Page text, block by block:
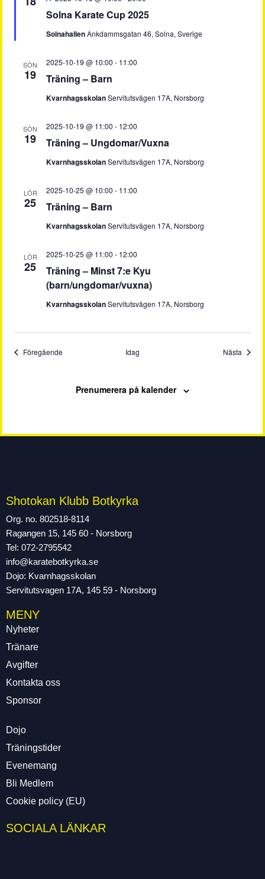
Solna Karate Cup 2025
SolnahallenAnkdammsgatan 46, Solna, Sverige
SÖN
19 Träning – Barn
2025-10-19 @ 10:00 - 11:00
KvarnhagsskolanServitutsvägen 17A, Norsborg
SÖN
19 Träning – Ungdomar/Vuxna
2025-10-19 @ 11:00 - 12:00
KvarnhagsskolanServitutsvägen 17A, Norsborg
LÖR
25 Träning – Barn
2025-10-25 @ 10:00 - 11:00
KvarnhagsskolanServitutsvägen 17A, Norsborg
LÖR
25
Träning – Minst 7:e Kyu
(barn/ungdomar/vuxna)
2025-10-25 @ 11:00 - 12:00
KvarnhagsskolanServitutsvägen 17A, Norsborg
Föregående Idag Nästa
Prenumerera på kalender
Shotokan Klubb Botkyrka
Org. no. 802518-8114
Ragangen 15, 145 60 - Norsborg
Tel: 072-2795542
info@karatebotkyrka.se
Dojo: Kvarnhagsskolan
Servitutsvagen 17A, 145 59 - Norsborg
MENY
Nyheter
Tränare
Avgifter
Kontakta oss
Sponsor
Dojo
Träningstider
Evenemang
Bli Medlem
Cookie policy (EU)
SOCIALA LÄNKAR